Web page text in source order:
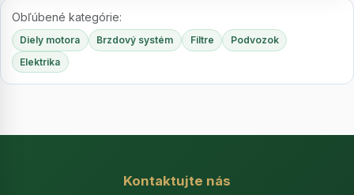
Obľúbené kategórie:
Diely motora Brzdový systém Filtre
Podvozok
Elektrika
Kontaktujte nás